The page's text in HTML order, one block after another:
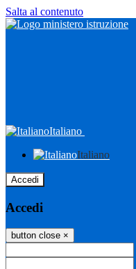
Salta al contenuto
Italiano
Italiano
Accedi
Accedi
button close ×